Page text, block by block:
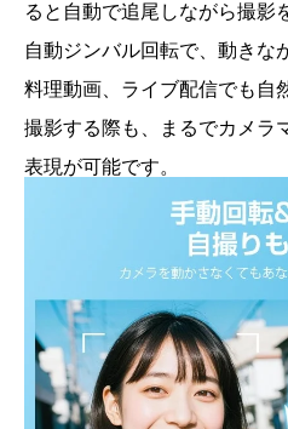
ると自動で追尾しながら撮影
自動ジンバル回転で、動きな
料理動画、ライブ配信でも自
撮影する際も、まるでカメラ
表現が可能です。